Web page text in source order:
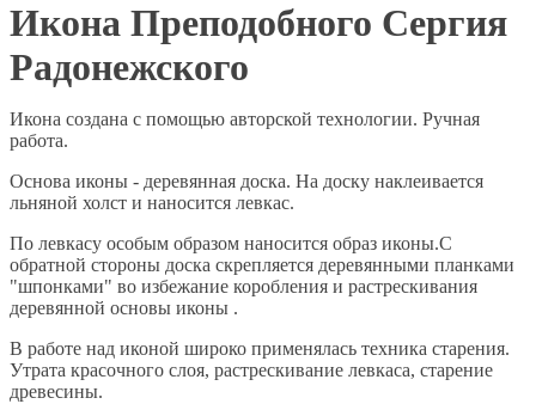
Икона Преподобного Сергия
Радонежского
Икона создана с помощью авторской технологии. Ручная
работа.
Основа иконы - деревянная доска. На доску наклеивается
льняной холст и наносится левкас.
По левкасу особым образом наносится образ иконы.С
обратной стороны доска скрепляется деревянными планками
"шпонками" во избежание коробления и растрескивания
деревянной основы иконы .
В работе над иконой широко применялась техника старения.
Утрата красочного слоя, растрескивание левкаса, старение
древесины.